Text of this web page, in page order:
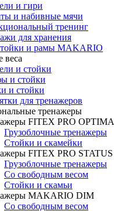
и гири
и набивные мячи
тренинг
для хранения
и рамы MAKARIO
веса
и стойки
и стойки
и стойки
для тренажеров
тренажеры
FITEX PRO OPTIMA
Грузоблочные тренажеры
Стойки и скамейки
FITEX PRO STATUS
Грузоблочные тренажеры
Со свободным весом
Стойки и скамьи
MAKARIO DIM
Со свободным весом